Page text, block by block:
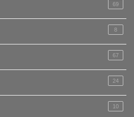
69
8
67
24
10